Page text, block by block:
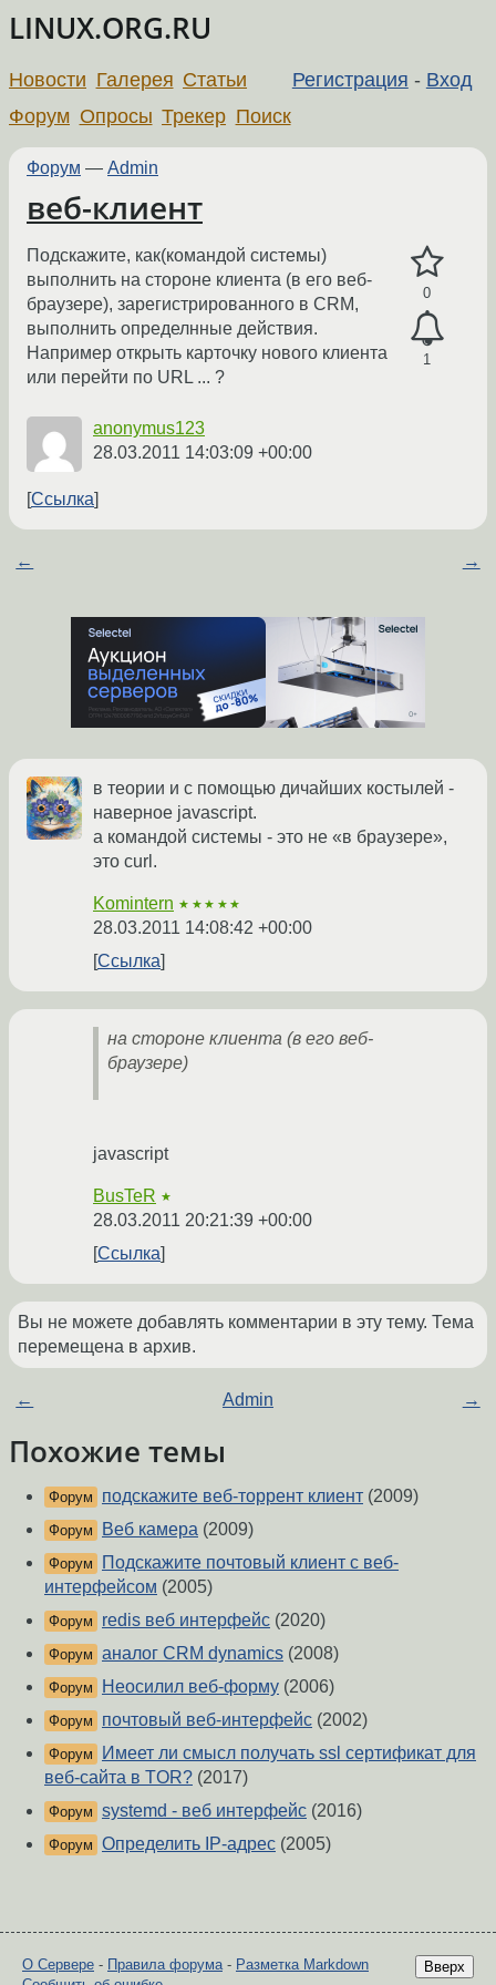
LINUX.ORG.RU
Регистрация - Вход
Новости Галерея Статьи
Форум Опросы Трекер Поиск
Форум — Admin
веб-клиент
0
1
Подскажите, как(командой системы)
выполнить на стороне клиента (в его веб-
браузере), зарегистрированного в CRM,
выполнить определнные действия.
Например открыть карточку нового клиента
или перейти по URL ... ?
anonymus123
28.03.2011 14:03:09 +00:00
Ссылка
← →
в теории и с помощью дичайших костылей -
наверное javascript.
а командой системы - это не «в браузере»,
это curl.
Komintern ★★★★★
28.03.2011 14:08:42 +00:00
Ссылка
на стороне клиента (в его веб-
браузере)
javascript
BusTeR ★
28.03.2011 20:21:39 +00:00
Ссылка
Вы не можете добавлять комментарии в эту тему. Тема
перемещена в архив.
← Admin →
Похожие темы
Форум подскажите веб-торрент клиент (2009)
Форум Веб камера (2009)
Форум
Подскажите почтовый клиент с веб-
интерфейсом (2005)
Форум redis веб интерфейс (2020)
Форум аналог CRM dynamics (2008)
Форум Неосилил веб-форму (2006)
Форум почтовый веб-интерфейс (2002)
Форум
Имеет ли смысл получать ssl сертификат для
веб-сайта в TOR? (2017)
Форум systemd - веб интерфейс (2016)
Форум Определить IP-адрес (2005)
Вверх
О Сервере - Правила форума- Разметка Markdown